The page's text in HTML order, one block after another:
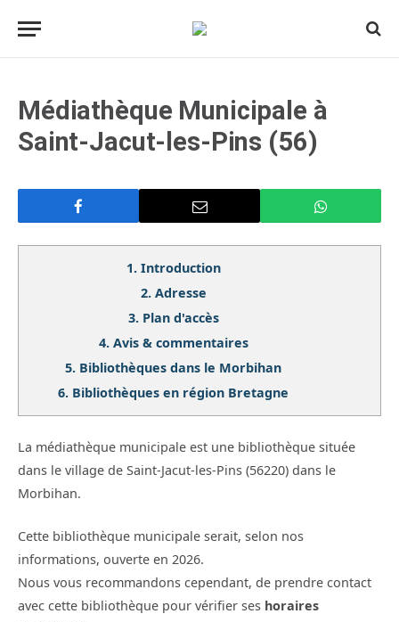
Médiathèque Municipale à
Saint-Jacut-les-Pins (56)
1. Introduction
2. Adresse
3. Plan d'accès
4. Avis & commentaires
5. Bibliothèques dans le Morbihan
6. Bibliothèques en région Bretagne
La médiathèque municipale est une bibliothèque située
dans le village de Saint-Jacut-les-Pins (56220) dans le
Morbihan.
Cette bibliothèque municipale serait, selon nos
informations, ouverte en 2026.
Nous vous recommandons cependant, de prendre contact
avec cette bibliothèque pour vérifier ses horaires